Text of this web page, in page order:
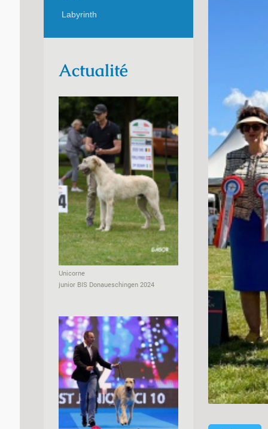
Labyrinth
Actualité
Unicorne
junior BIS Donaueschingen 2024